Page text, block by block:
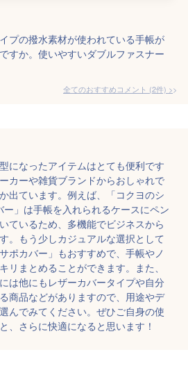
プの撥水素材が使われている手帳が
すか。使いやすいダブルファスナー
全てのおすすめコメント (2件) >
になったアイテムはとても便利です
カーや雑貨ブランドからおしゃれで
出ています。例えば、「コクヨのシ
」は手帳を入れられるケースにペン
ているため、多機能でビジネスから
。もう少しカジュアルな選択として
ポカバー」もおすすめで、手帳やノ
リまとめることができます。また、
は他にもレザーカバータイプや自分
商品などがありますので、用途やデ
んでみてください。ぜひご自身の使
、さらに快適になると思います！